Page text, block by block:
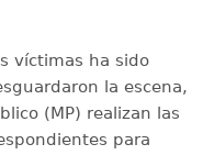
víctimas ha sido
la escena,
(MP) realizan las
para